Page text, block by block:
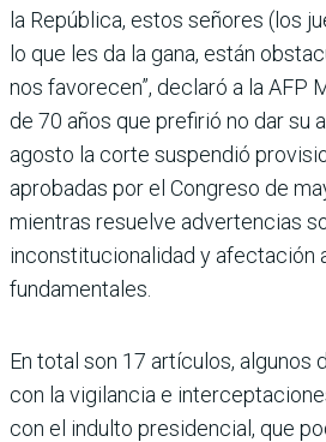
la República, estos señores (los
lo que les da la gana, están
nos favorecen”, declaró a la AFP
de 70 años que prefirió no dar su
agosto la corte suspendió
aprobadas por el Congreso de
mientras resuelve advertencias
inconstitucionalidad y afectación
fundamentales.
En total son 17 artículos, algunos
con la vigilancia e
con el indulto presidencial, que